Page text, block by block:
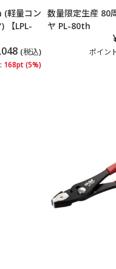
(軽量コン
【LPL-
(税込)
168pt (5%)
数量限定生産 80
ヤ PL-80th
ポイン